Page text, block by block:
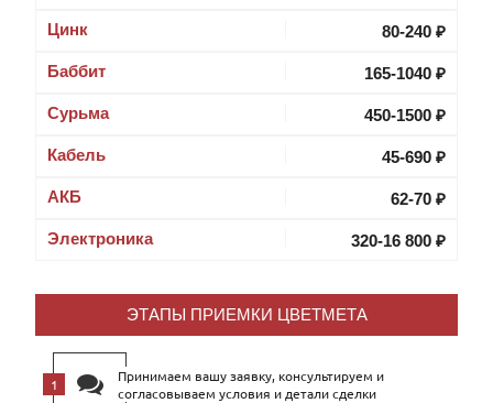
Цинк 80-240 ₽
Баббит 165-1040 ₽
Cурьма 450-1500 ₽
Кабель 45-690 ₽
АКБ 62-70 ₽
Электроника 320-16 800 ₽
ЭТАПЫ ПРИЕМКИ ЦВЕТМЕТА
Принимаем вашу заявку, консультируем и
согласовываем условия и детали сделки